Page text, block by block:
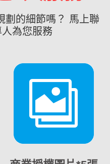
劃的細節嗎？ 馬上聯
為您服務